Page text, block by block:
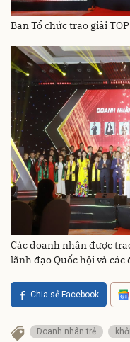
Ban Tổ chức trao giải
Các doanh nhân được
lãnh đạo Quốc hội và
Chia sẻ Facebook
Doanh nhân trẻ